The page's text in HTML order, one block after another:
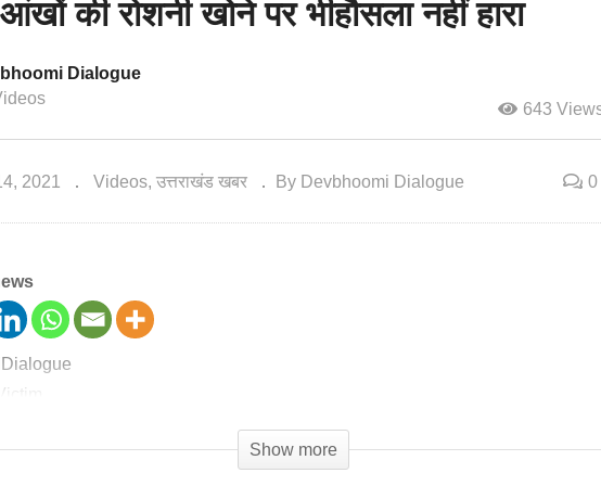
की रोशनी खोने पर भीहौसला नहीं हारा
Dialogue
643
2021 Videos उत्तराखंड खबर By Devbhoomi Dialogue 0
Show more